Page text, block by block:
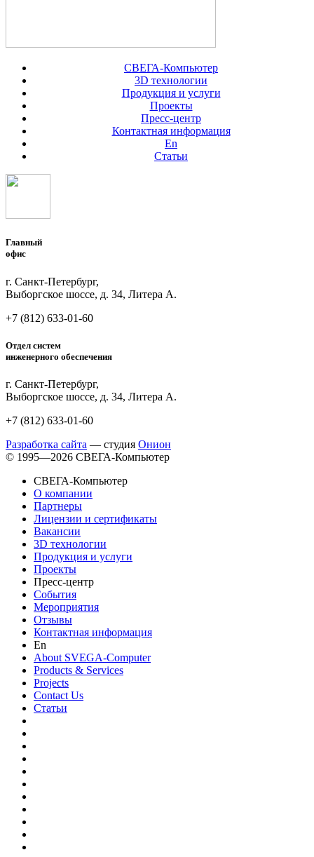
СВЕГА-Компьютер
3D технологии
Продукция и услуги
Проекты
Пресс-центр
Контактная информация
En
Статьи
Главный
офис
г. Санкт-Петербург,
Выборгское шоссе, д. 34, Литера А.
+7 (812) 633-01-60
Отдел систем
инженерного обеспечения
г. Санкт-Петербург,
Выборгское шоссе, д. 34, Литера А.
+7 (812) 633-01-60
Разработка сайта — студия Онион
© 1995—2026 СВЕГА-Компьютер
СВЕГА-Компьютер
О компании
Партнеры
Лицензии и сертификаты
Вакансии
3D технологии
Продукция и услуги
Проекты
Пресс-центр
События
Мероприятия
Отзывы
Контактная информация
En
About SVEGA-Computer
Products & Services
Projects
Contact Us
Статьи